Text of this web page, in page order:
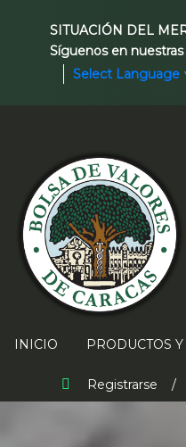
SITUACIÓN DEL
Síguenos en
Select Language
INICIO PRODUCTOS
Registrarse /